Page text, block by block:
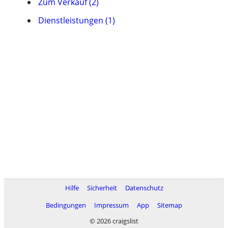
Dienstleistungen (1)
Hilfe Sicherheit
Datenschutz
Bedingungen
Impressum App
Sitemap
© 2026 craigslist